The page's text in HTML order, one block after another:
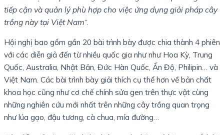
tiếp cận và quản lý phù hợp cho việc ứng dụng giải pháp cây
trồng này tại Việt Nam“.
Hội nghị bao gồm gần 20 bài trình bày được chia thành 4 phiên
với các diễn giả đến từ nhiều quốc gia như như Hoa Kỳ, Trung
Quốc, Australia, Nhật Bản, Đức Hàn Quốc, Ấn Độ, Philipin… và
Việt Nam. Các bài trình bày giải thích cụ thể hơn về bản chất
khoa học cũng như cơ chế chính sửa gen trên thực vật cùng
những nghiên cứu mới nhất trên những cây trồng quan trọng
như lúa gạo, đậu tương, cà chua, mía đường…